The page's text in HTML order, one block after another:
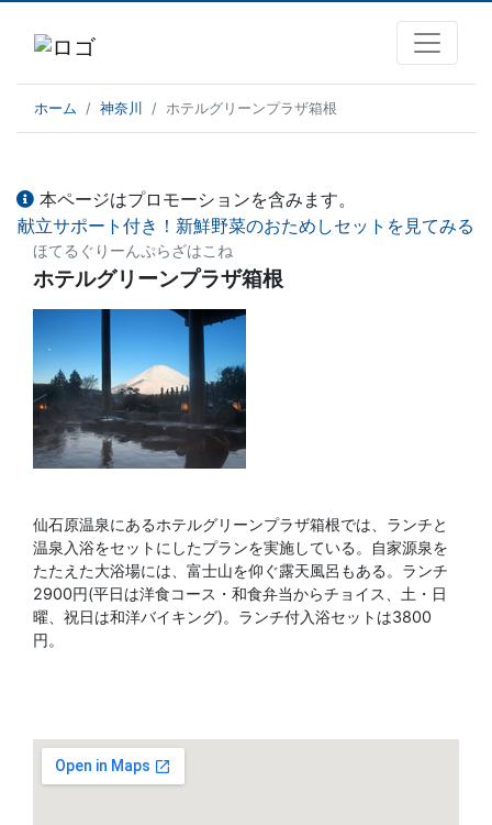
ホーム 神奈川 ホテルグリーンプラザ箱根
本ページはプロモーションを含みます。
献立サポート付き！新鮮野菜のおためしセットを見てみる
ほてるぐりーんぷらざはこね
ホテルグリーンプラザ箱根
仙石原温泉にあるホテルグリーンプラザ箱根では、ランチと
温泉入浴をセットにしたプランを実施している。自家源泉を
たたえた大浴場には、富士山を仰ぐ露天風呂もある。ランチ
2900円(平日は洋食コース・和食弁当からチョイス、土・日
曜、祝日は和洋バイキング)。ランチ付入浴セットは3800
円。